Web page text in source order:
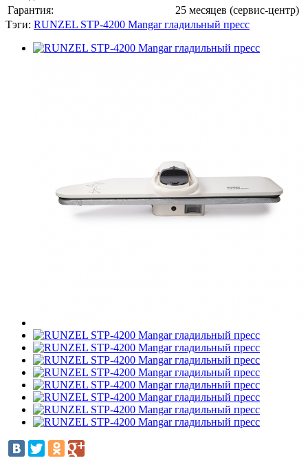
Гарантия:
25 месяцев (сервис-центр)
Тэги: RUNZEL STP-4200 Mangar гладильный пресс